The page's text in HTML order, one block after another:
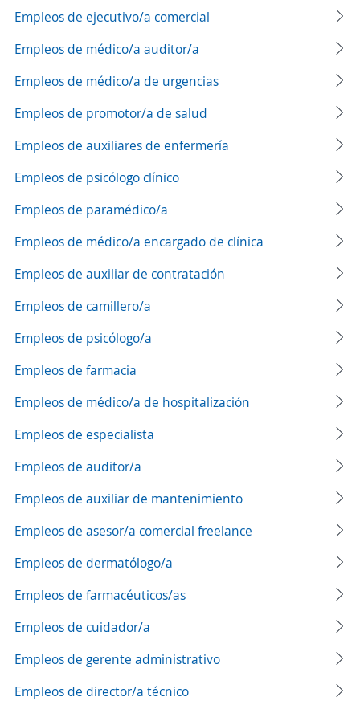
Empleos de ejecutivo/a comercial
Empleos de médico/a auditor/a
Empleos de médico/a de urgencias
Empleos de promotor/a de salud
Empleos de auxiliares de enfermería
Empleos de psicólogo clínico
Empleos de paramédico/a
Empleos de médico/a encargado de clínica
Empleos de auxiliar de contratación
Empleos de camillero/a
Empleos de psicólogo/a
Empleos de farmacia
Empleos de médico/a de hospitalización
Empleos de especialista
Empleos de auditor/a
Empleos de auxiliar de mantenimiento
Empleos de asesor/a comercial freelance
Empleos de dermatólogo/a
Empleos de farmacéuticos/as
Empleos de cuidador/a
Empleos de gerente administrativo
Empleos de director/a técnico